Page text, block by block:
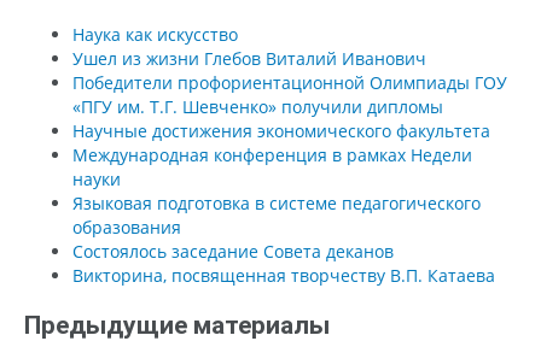
Наука как искусство
Ушел из жизни Глебов Виталий Иванович
Победители профориентационной Олимпиады ГОУ
«ПГУ им. Т.Г. Шевченко» получили дипломы
Научные достижения экономического факультета
Международная конференция в рамках Недели
науки
Языковая подготовка в системе педагогического
образования
Состоялось заседание Совета деканов
Викторина, посвященная творчеству В.П. Катаева
Предыдущие материалы